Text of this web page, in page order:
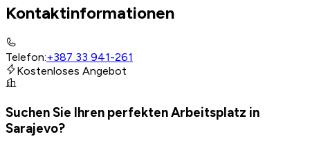
Kontaktinformationen
Telefon:+387 33 941-261
Kostenloses Angebot
Suchen Sie Ihren perfekten Arbeitsplatz in
Sarajevo?